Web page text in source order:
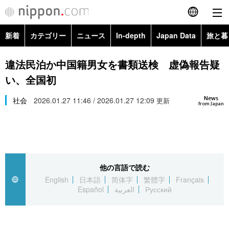
English
简体字
Русский
カテゴリー
経済・ビジネス
国際
トップ
アーカイブ
In-depth
Japan Data
新着 カテゴリー ニュース In-depth Japan Data 旅と
政治・外交
経済・ビジネス
Topics
違法民泊か中国籍男女を書類送検 虚偽報告疑
い、全国初
News
from Japan
社会 2026.01.27 11:46 / 2026.01.27 12:09 更新
他の言語で読む
English
日本語 简体字 繁體字
Français
Español
العربية Русский